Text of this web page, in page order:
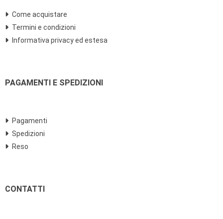
Come acquistare
Termini e condizioni
Informativa privacy ed estesa
PAGAMENTI E SPEDIZIONI
Pagamenti
Spedizioni
Reso
CONTATTI